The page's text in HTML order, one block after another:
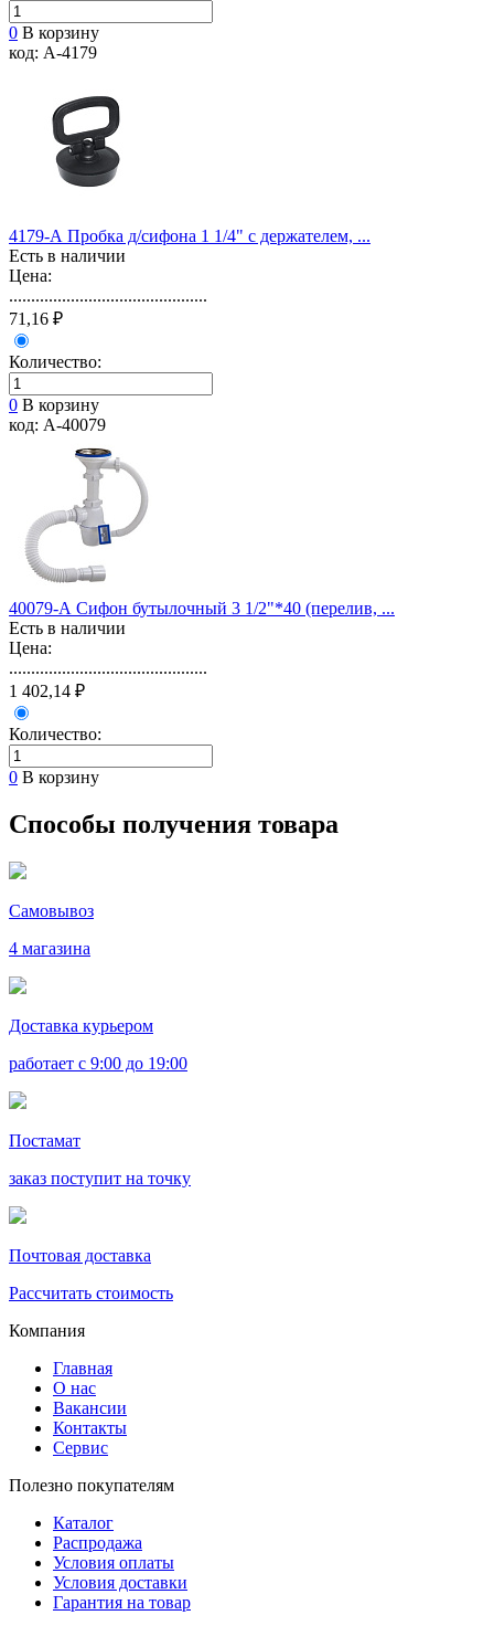
0 В корзину
код: А-4179
4179-А Пробка д/сифона 1 1/4" с держателем, ...
Есть в наличии
Цена:
.............................................
71,16 ₽
Количество:
0 В корзину
код: А-40079
40079-А Сифон бутылочный 3 1/2"*40 (перелив, ...
Есть в наличии
Цена:
.............................................
1 402,14 ₽
Количество:
0 В корзину
Способы получения товара
Самовывоз
4 магазина
Доставка курьером
работает с 9:00 до 19:00
Постамат
заказ поступит на точку
Почтовая доставка
Рассчитать стоимость
Компания
Главная
О нас
Вакансии
Контакты
Сервис
Полезно покупателям
Каталог
Распродажа
Условия оплаты
Условия доставки
Гарантия на товар